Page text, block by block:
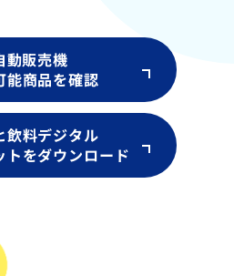
動販売機
能商品を確認
飲料デジタル
トをダウンロード